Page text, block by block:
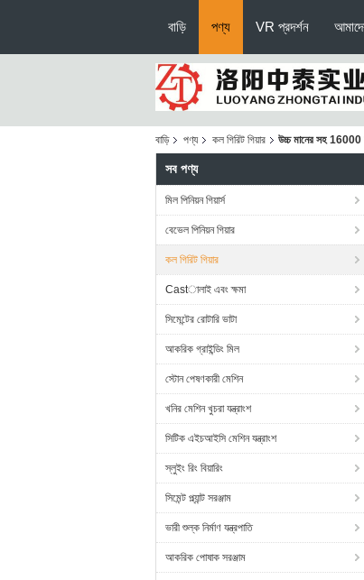
বাড়ি পণ্য VR প্রদর্শন
বাড়ি পণ্য কল গিরিট গিয়ার উচ্চ মানের সহ 16000
সব পণ্য
মিল পিনিয়ন গিয়ার্স
বেভেল পিনিয়ন গিয়ার
কল গিরিট গিয়ার
Castালাই এবং ক্ষমা
সিমেন্টের রোটারি ভাটা
আকরিক গ্রাইন্ডিং মিল
স্টোন পেষণকারী মেশিন
খনির মেশিন খুচরা যন্ত্রাংশ
সিটিক এইচআইসি মেশিন যন্ত্রাংশ
স্লুইং রিং বিয়ারিং
সিমেন্ট প্ল্যান্ট সরঞ্জাম
ভারী শুল্ক নির্মাণ যন্ত্রপাতি
আকরিক পোষাক সরঞ্জাম